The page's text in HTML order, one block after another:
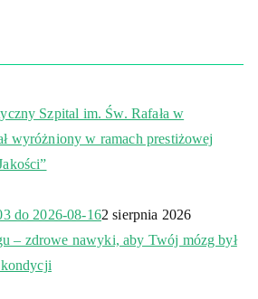
Szpital im. Św. Rafała w
wyróżniony w ramach prestiżowej
do 2026-08-162 sierpnia 2026
– zdrowe nawyki, aby Twój mózg był